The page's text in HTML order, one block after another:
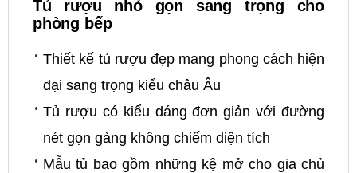
Tủ rượu nhỏ gọn sang trọng cho
phòng bếp
Thiết kế tủ rượu đẹp mang phong cách hiện
đại sang trọng kiểu châu Âu
Tủ rượu có kiểu dáng đơn giản với đường
nét gọn gàng không chiếm diện tích
Mẫu tủ bao gồm những kệ mở cho gia chủ